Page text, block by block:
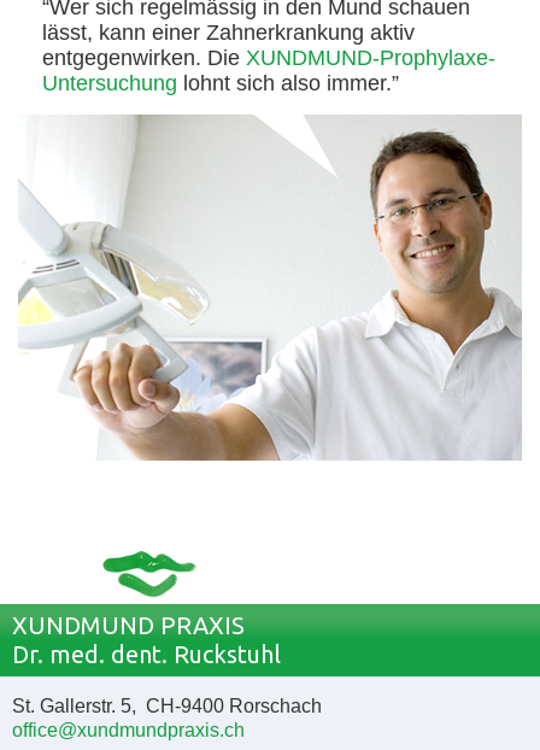
“Wer sich regelmässig in den Mund schauen
lässt, kann einer Zahnerkrankung aktiv
entgegenwirken. Die XUNDMUND-Prophylaxe-
Untersuchung lohnt sich also immer.”
XUNDMUND PRAXIS
Dr. med. dent. Ruckstuhl
St. Gallerstr. 5, CH-9400 Rorschach
office@xundmundpraxis.ch